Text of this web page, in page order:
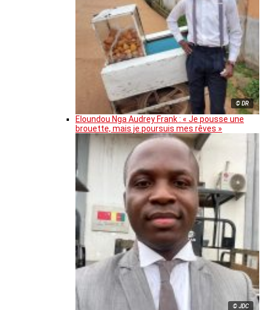
© DR
Eloundou Nga Audrey Frank : « Je pousse une
brouette, mais je poursuis mes rêves »
© JDC